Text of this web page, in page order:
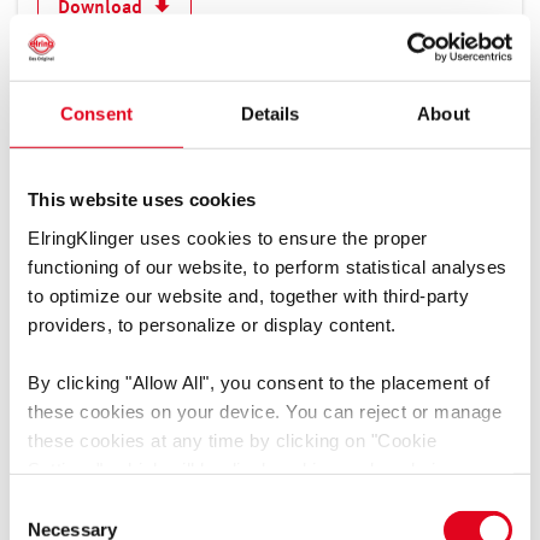
Consent Details About
This website uses cookies
ElringKlinger uses cookies to ensure the proper
functioning of our website, to perform statistical analyses
to optimize our website and, together with third-party
providers, to personalize or display content.
By clicking "Allow All" , you consent to the placement of
these cookies on your device. You can reject or manage
these cookies at any time by clicking on "Cookie
Depending on the cookie preferences you choose, the full
Selection
Necessary
Sérvia
Suíça
Ucrânia
Download
Drošības datu lapa LiqRep Metal Part A - Hardener
Tipo de mídias: Folhas de dados de segurança
Grupo de produtos: Colas
Download
Tipo de mídias: Folhas de dados de segurança